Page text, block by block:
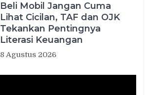
Beli Mobil Jangan Cuma
Lihat Cicilan, TAF dan OJK
Tekankan Pentingnya
Literasi Keuangan
8 Agustus 2026